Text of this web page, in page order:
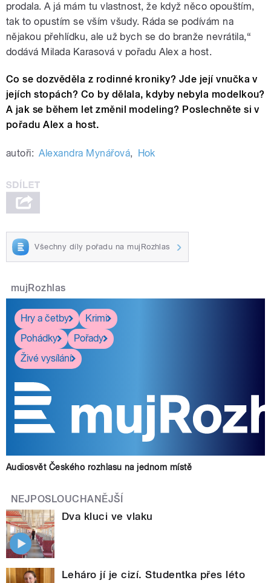
prodala. A já mám tu vlastnost, že když něco opouštím,
tak to opustím se vším všudy. Ráda se podívám na
nějakou přehlídku, ale už bych se do branže nevrátila,“
dodává Milada Karasová v pořadu Alex a host.
Co se dozvěděla z rodinné kroniky? Jde její vnučka v
jejích stopách? Co by dělala, kdyby nebyla modelkou?
A jak se během let změnil modeling? Poslechněte si v
pořadu Alex a host.
autoři: Alexandra Mynářová, Hok
Všechny díly pořadu na mujRozhlas
mujRozhlas
Hry a četby
Krimi
Pohádky
Pořady
Živé vysílání
Audiosvět Českého rozhlasu na jednom místě
NEJPOSLOUCHANĚJŠÍ
Dva kluci ve vlaku
Leháro jí je cizí. Studentka přes léto